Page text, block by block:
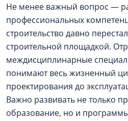
Не менее важный вопрос —
профессиональных
строительство давно
строительной площадкой.
междисциплинарные
понимают весь жизненный
проектирования до
Важно развивать не только
образование, но и